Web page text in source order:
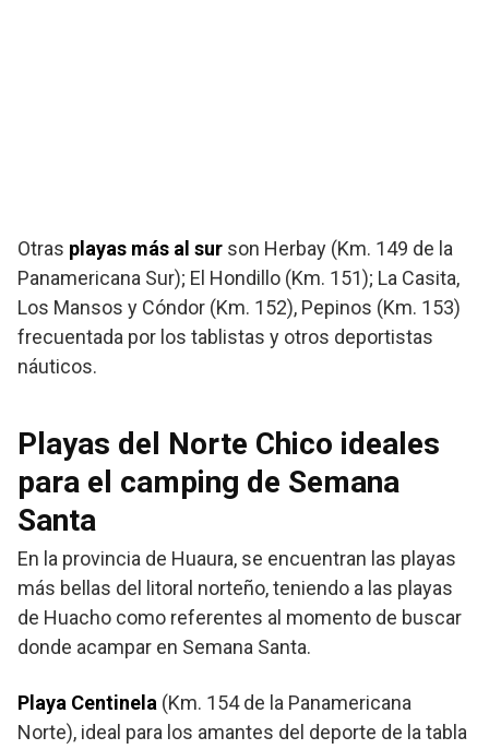
Otras playas más al sur son Herbay (Km. 149 de la
Panamericana Sur); El Hondillo (Km. 151); La Casita,
Los Mansos y Cóndor (Km. 152), Pepinos (Km. 153)
frecuentada por los tablistas y otros deportistas
náuticos.
Playas del Norte Chico ideales
para el camping de Semana
Santa
En la provincia de Huaura, se encuentran las playas
más bellas del litoral norteño, teniendo a las playas
de Huacho como referentes al momento de buscar
donde acampar en Semana Santa.
Playa Centinela (Km. 154 de la Panamericana
Norte), ideal para los amantes del deporte de la tabla